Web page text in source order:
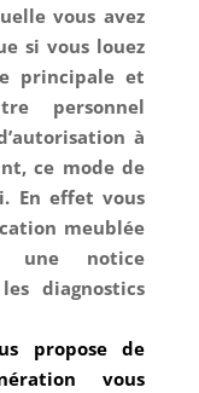
vous avez
si vous louez
principale et
personnel
à
ce mode de
En effet vous
meublée
une notice
diagnostics
propose de
vous